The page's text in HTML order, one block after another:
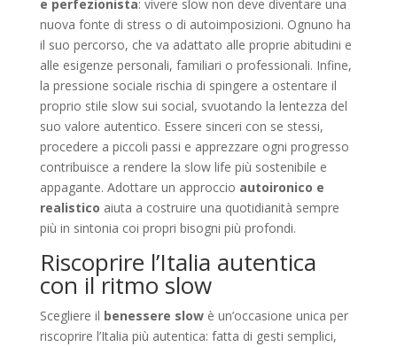
e perfezionista: vivere slow non deve diventare una
nuova fonte di stress o di autoimposizioni. Ognuno ha
il suo percorso, che va adattato alle proprie abitudini e
alle esigenze personali, familiari o professionali. Infine,
la pressione sociale rischia di spingere a ostentare il
proprio stile slow sui social, svuotando la lentezza del
suo valore autentico. Essere sinceri con se stessi,
procedere a piccoli passi e apprezzare ogni progresso
contribuisce a rendere la slow life più sostenibile e
appagante. Adottare un approccio autoironico e
realistico aiuta a costruire una quotidianità sempre
più in sintonia coi propri bisogni più profondi.
Riscoprire l’Italia autentica
con il ritmo slow
Scegliere il benessere slowè un’occasione unica per
riscoprire l’Italia più autentica: fatta di gesti semplici,